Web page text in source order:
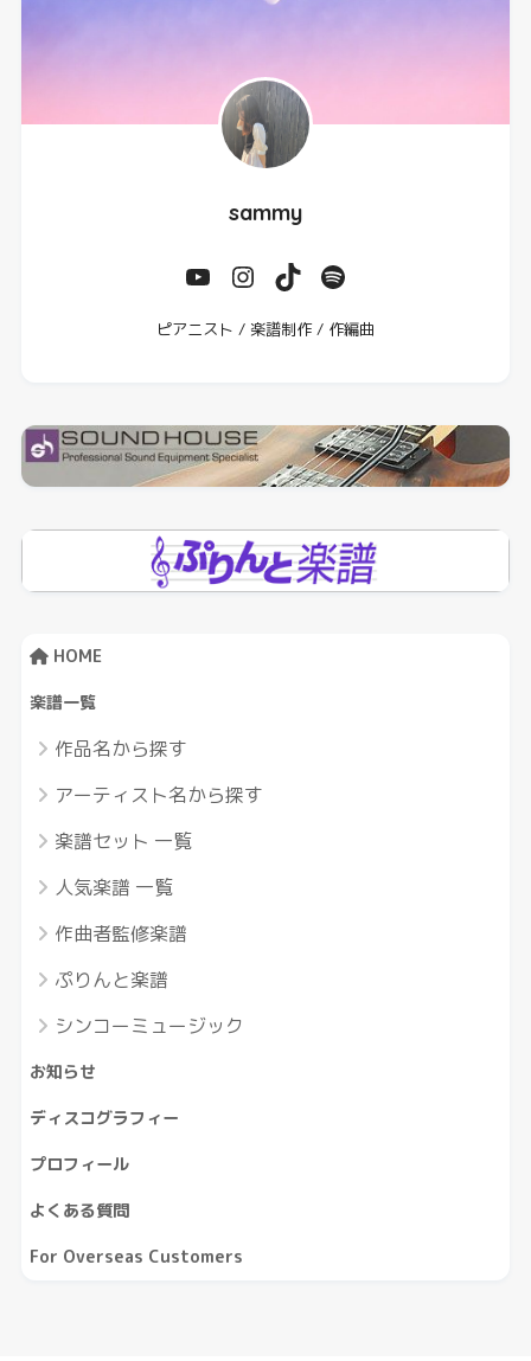
sammy
ピアニスト / 楽譜制作 / 作編曲
HOME
楽譜一覧
作品名から探す
アーティスト名から探す
楽譜セット 一覧
人気楽譜 一覧
作曲者監修楽譜
ぷりんと楽譜
シンコーミュージック
お知らせ
ディスコグラフィー
プロフィール
よくある質問
For Overseas Customers